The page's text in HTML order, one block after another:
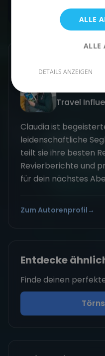
Travel
Claudia ist
leidenschaftliche
teilt sie ihre besten
Revierberichte und
für dein nächstes
Zum Autorenprofil →
Entdecke
Finde deinen
ALLE
ALLE
DETAILS ANZEIGEN